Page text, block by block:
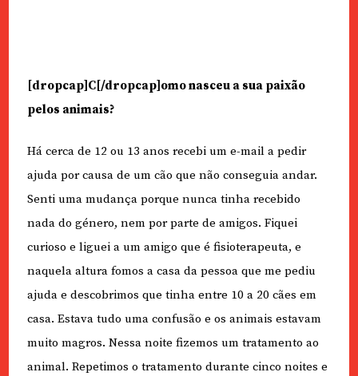
[dropcap]C[/dropcap]omo nasceu a sua paixão
pelos animais?
Há cerca de 12 ou 13 anos recebi um e-mail a pedir
ajuda por causa de um cão que não conseguia andar.
Senti uma mudança porque nunca tinha recebido
nada do género, nem por parte de amigos. Fiquei
curioso e liguei a um amigo que é fisioterapeuta, e
naquela altura fomos a casa da pessoa que me pediu
ajuda e descobrimos que tinha entre 10 a 20 cães em
casa. Estava tudo uma confusão e os animais estavam
muito magros. Nessa noite fizemos um tratamento ao
animal. Repetimos o tratamento durante cinco noites e